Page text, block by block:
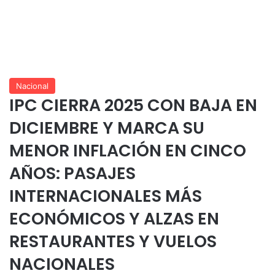
Nacional
IPC CIERRA 2025 CON BAJA EN
DICIEMBRE Y MARCA SU
MENOR INFLACIÓN EN CINCO
AÑOS: PASAJES
INTERNACIONALES MÁS
ECONÓMICOS Y ALZAS EN
RESTAURANTES Y VUELOS
NACIONALES